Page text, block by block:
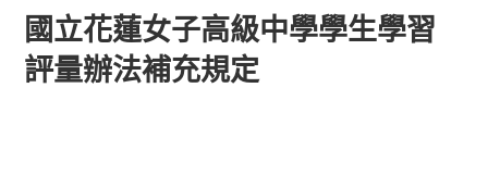
國立花蓮女子高級中學學生學習
評量辦法補充規定